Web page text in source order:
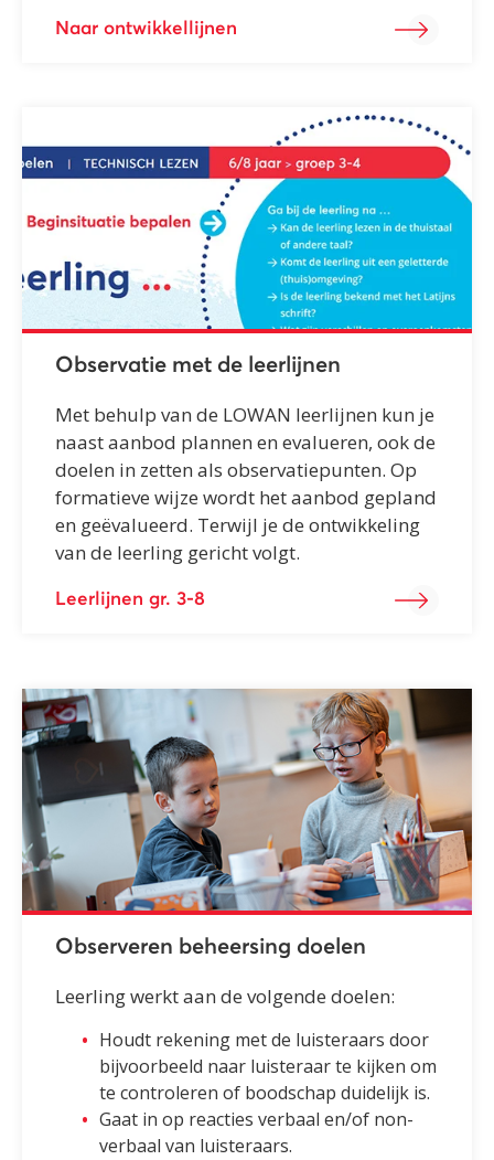
Naar ontwikkellijnen
Observatie met de leerlijnen
Met behulp van de LOWAN leerlijnen kun je
naast aanbod plannen en evalueren, ook de
doelen in zetten als observatiepunten. Op
formatieve wijze wordt het aanbod gepland
en geëvalueerd. Terwijl je de ontwikkeling
van de leerling gericht volgt.
Leerlijnen gr. 3-8
Observeren beheersing doelen
Leerling werkt aan de volgende doelen:
Houdt rekening met de luisteraars door
bijvoorbeeld naar luisteraar te kijken om
te controleren of boodschap duidelijk is.
Gaat in op reacties verbaal en/of non-
verbaal van luisteraars.